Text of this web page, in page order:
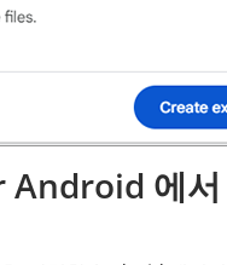
에서